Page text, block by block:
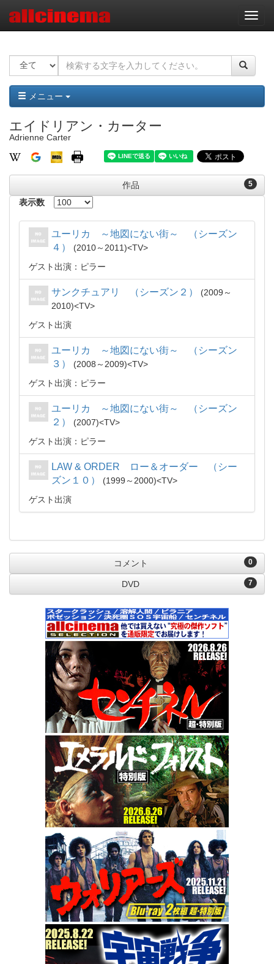
ナ
ビ
ー
ョ
ン
メニュー
エイドリアン・カーター
Adrienne Carter
5
作品
表示数
ユーリカ ～地図にない街～ （シーズン
４）
2010～2011
TV
ゲスト出演：ピラー
サンクチュアリ （シーズン２）
2009～
2010
TV
ゲスト出演
ユーリカ ～地図にない街～ （シーズン
３）
2008～2009
TV
ゲスト出演：ピラー
ユーリカ ～地図にない街～ （シーズン
２）
2007
TV
ゲスト出演：ピラー
LAW & ORDER ロー＆オーダー （シー
ズン１０）
1999～2000
TV
ゲスト出演
0
コメント
7
DVD